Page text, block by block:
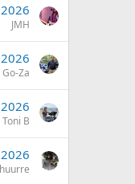
JMH
Go-Za
Toni B